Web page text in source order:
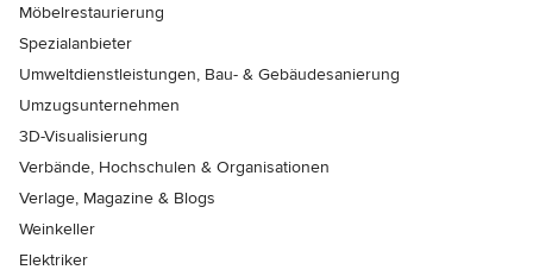
Möbelrestaurierung
Spezialanbieter
Umweltdienstleistungen, Bau- & Gebäudesanierung
Umzugsunternehmen
3D-Visualisierung
Verbände, Hochschulen & Organisationen
Verlage, Magazine & Blogs
Weinkeller
Elektriker